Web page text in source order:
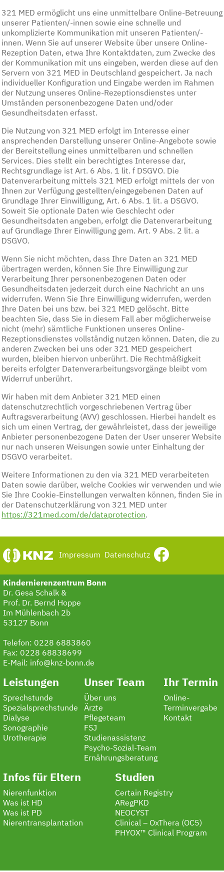
321 MED ermöglicht uns eine unmittelbare Online-Betreuung
unserer Patienten/-innen sowie eine schnelle und
unkomplizierte Kommunikation mit unseren Patienten/-
innen. Wenn Sie auf unserer Website über unsere Online-
Rezeption Daten, etwa Ihre Kontaktdaten, zum Zwecke des
der Kommunikation mit uns eingeben, werden diese auf den
Servern von 321 MED in Deutschland gespeichert. Ja nach
individueller Konfiguration und Eingabe werden im Rahmen
der Nutzung unseres Online-Rezeptionsdienstes unter
Umständen personenbezogene Daten und/oder
Gesundheitsdaten erfasst.
Die Nutzung von 321 MED erfolgt im Interesse einer
ansprechenden Darstellung unserer Online-Angebote sowie
der Bereitstellung eines unmittelbaren und schnellen
Services. Dies stellt ein berechtigtes Interesse dar,
Rechtsgrundlage ist Art. 6 Abs. 1 lit. f DSGVO. Die
Datenverarbeitung mittels 321 MED erfolgt mittels der von
Ihnen zur Verfügung gestellten/eingegebenen Daten auf
Grundlage Ihrer Einwilligung, Art. 6 Abs. 1 lit. a DSGVO.
Soweit Sie optionale Daten wie Geschlecht oder
Gesundheitsdaten angeben, erfolgt die Datenverarbeitung
auf Grundlage Ihrer Einwilligung gem. Art. 9 Abs. 2 lit. a
DSGVO.
Wenn Sie nicht möchten, dass Ihre Daten an 321 MED
übertragen werden, können Sie Ihre Einwilligung zur
Verarbeitung Ihrer personenbezogenen Daten oder
Gesundheitsdaten jederzeit durch eine Nachricht an uns
widerrufen. Wenn Sie Ihre Einwilligung widerrufen, werden
Ihre Daten bei uns bzw. bei 321 MED gelöscht. Bitte
beachten Sie, dass Sie in diesem Fall aber möglicherweise
nicht (mehr) sämtliche Funktionen unseres Online-
Rezeptionsdienstes vollständig nutzen können. Daten, die zu
anderen Zwecken bei uns oder 321 MED gespeichert
wurden, bleiben hiervon unberührt. Die Rechtmäßigkeit
bereits erfolgter Datenverarbeitungsvorgänge bleibt vom
Widerruf unberührt.
Wir haben mit dem Anbieter 321 MED einen
datenschutzrechtlich vorgeschriebenen Vertrag über
Auftragsverarbeitung (AVV) geschlossen. Hierbei handelt es
sich um einen Vertrag, der gewährleistet, dass der jeweilige
Anbieter personenbezogene Daten der User unserer Website
nur nach unseren Weisungen sowie unter Einhaltung der
DSGVO verarbeitet.
Weitere Informationen zu den via 321 MED verarbeiteten
Daten sowie darüber, welche Cookies wir verwenden und wie
Sie Ihre Cookie-Einstellungen verwalten können, finden Sie in
der Datenschutzerklärung von 321 MED unter
https://321med.com/de/dataprotection.
Impressum Datenschutz
Kindernierenzentrum Bonn
Dr. Gesa Schalk &
Prof. Dr. Bernd Hoppe
Im Mühlenbach 2b
53127 Bonn
Telefon: 0228 6883860
Fax: 0228 68838699
E-Mail: info@knz-bonn.de
Leistungen
Sprechstunde
Spezialsprechstunde
Dialyse
Sonographie
Urotherapie
Unser Team
Über uns
Ärzte
Pflegeteam
FSJ
Studienassistenz
Psycho-Sozial-Team
Ernährungsberatung
Ihr Termin
Online-
Terminvergabe
Kontakt
Infos für Eltern
Nierenfunktion
Was ist HD
Was ist PD
Nierentransplantation
Studien
Certain Registry
ARegPKD
NEOCYST
Clinical – OxThera (OC5)
PHYOX™ Clinical Program